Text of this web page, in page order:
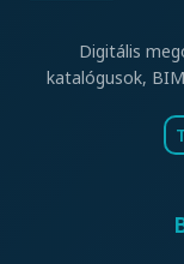
Digitális
katalógusok,